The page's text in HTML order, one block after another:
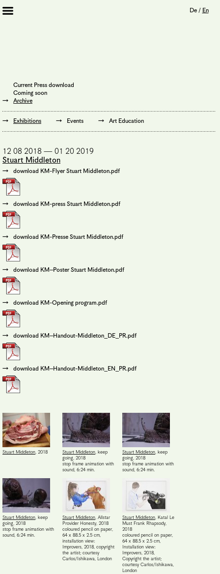
Mission
Institution
Imprint
Privacy Policy
Supporters
Bookshop
De/ En
Current Press download
Coming soon
Archive
Exhibitions Events Art Education
12 08 2018 — 01 20 2019
Stuart Middleton
download KM-Flyer Stuart Middleton.pdf
download KM-press Stuart Middleton.pdf
download KM-Presse Stuart Middleton.pdf
download KM–Poster Stuart Middleton.pdf
download KM-Opening program.pdf
download KM–Handout-Middleton_DE_PR.pdf
download KM–Handout-Middleton_EN_PR.pdf
Stuart Middleton, 2018 Stuart Middleton, keep
going, 2018
stop frame animation with
sound, 6:24 min.
Stuart Middleton, keep
going, 2018
stop frame animation with
sound, 6:24 min.
Stuart Middleton, keep
going, 2018
stop frame animation with
sound, 6:24 min.
Stuart Middleton, Allstar
Provider Honesty, 2018
coloured pencil on paper,
64 x 88.5 x 2.5 cm,
installation view:
Improvers, 2018, copyright
the artist; courtesy
Carlos/Ishikawa, London
Stuart Middleton, Katal Le
Must Frank Rhapsody,
2018
coloured pencil on paper,
64 x 88.5 x 2.5 cm,
Installation view:
Improvers, 2018,
Copyright the artist;
courtesy Carlos/Ishikawa,
London